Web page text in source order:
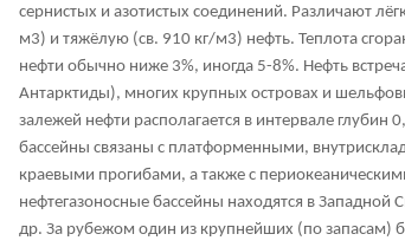
сернистых и азотистых соединений. Различают
м3) и тяжёлую (св. 910 кг/м3) нефть. Теплота
нефти обычно ниже 3%, иногда 5-8%. Нефть
Антарктиды), многих крупных островах и
залежей нефти располагается в интервале
бассейны связаны с платформенными,
краевыми прогибами, а также с
нефтегазоносные бассейны находятся в
др. За рубежом один из крупнейших (по запасам)